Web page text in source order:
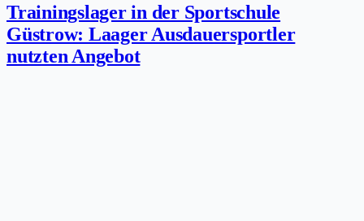
Trainingslager in der Sportschule
Güstrow: Laager Ausdauersportler
nutzten Angebot